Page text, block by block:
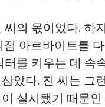
의 몫이었다. 하
아르바이트를
를 키우는 데 속
았다. 진 씨는 그
실시됐기 때문